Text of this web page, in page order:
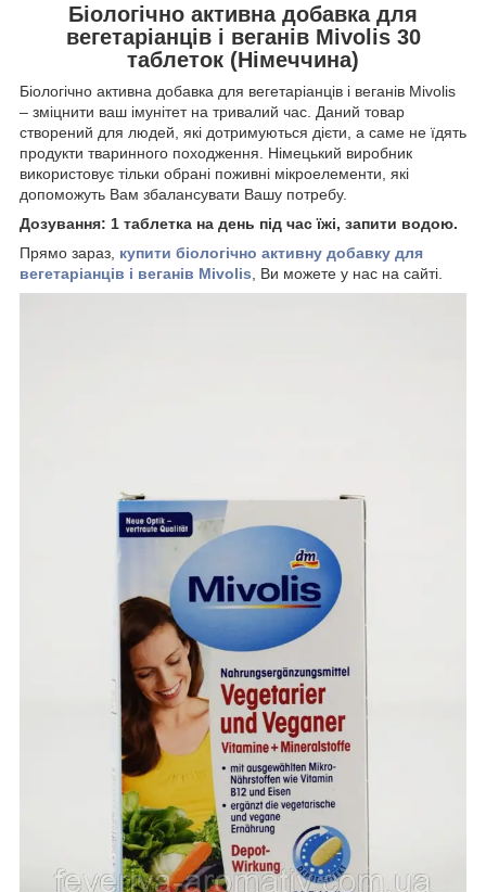
Біологічно активна добавка для
вегетаріанців і веганів Mivolis 30
таблеток (Німеччина)
Біологічно активна добавка для вегетаріанців і веганів Mivolis
– зміцнити ваш імунітет на тривалий час. Даний товар
створений для людей, які дотримуються дієти, а саме не їдять
продукти тваринного походження. Німецький виробник
використовує тільки обрані поживні мікроелементи, які
допоможуть Вам збалансувати Вашу потребу.
Дозування: 1 таблетка на день під час їжі, запити водою.
Прямо зараз, купити біологічно активну добавку для
вегетаріанців і веганів Mivolis , Ви можете у нас на сайті.